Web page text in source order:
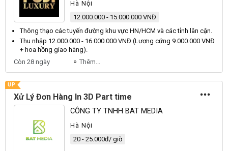
Hà Nội
12.000.000 - 15.000.000 VNĐ
Thông thạo các tuyến đường khu vực HN/HCM và các tỉnh lân cận.
Thu nhập 12.000.000 - 16.000.000 VNĐ (Lương cứng 9.000.000 VNĐ
+ hoa hồng giao hàng).
Còn 28 ngày
Thêm...
UP
Xử Lý Đơn Hàng In 3D Part time
CÔNG TY TNHH BAT MEDIA
Hà Nội
20 - 25.000đ/ giờ